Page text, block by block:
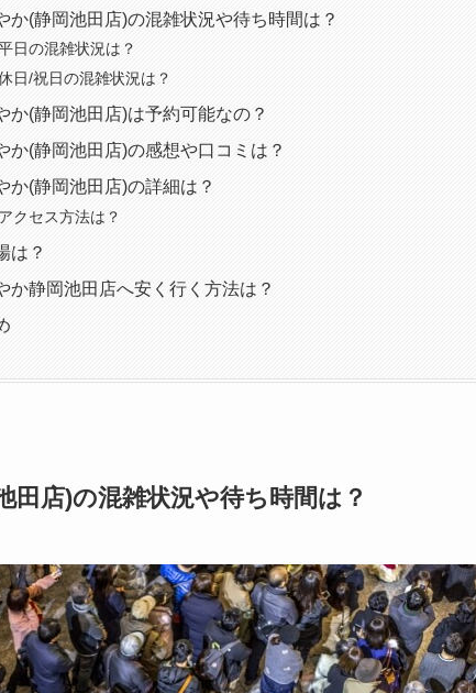
か(静岡池田店)の混雑状況や待ち時間は？
日の混雑状況は？
日/祝日の混雑状況は？
か(静岡池田店)は予約可能なの？
か(静岡池田店)の感想や口コミは？
か(静岡池田店)の詳細は？
アクセス方法は？
は？
か静岡池田店へ安く行く方法は？
田店)の混雑状況や待ち時間は？